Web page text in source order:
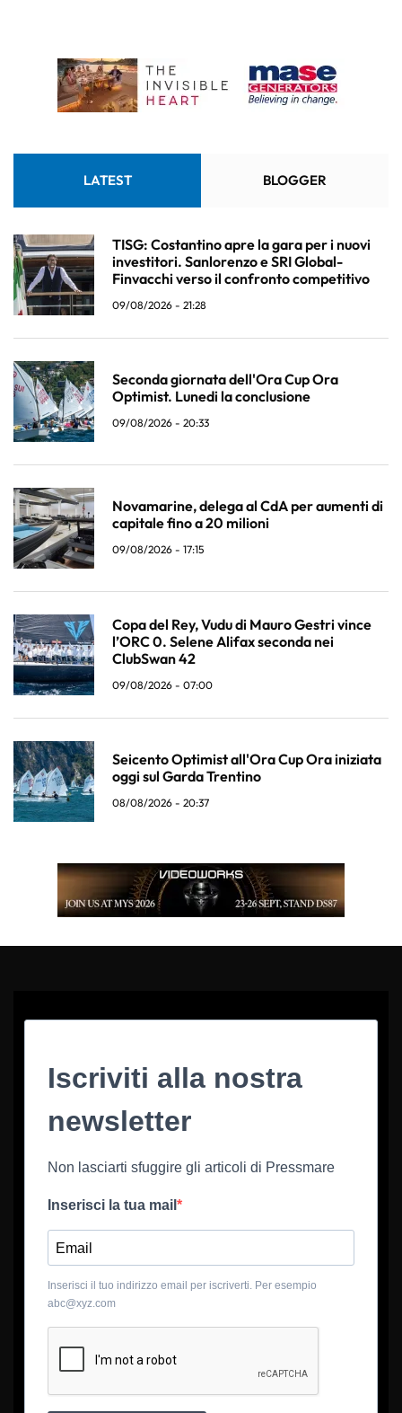
LATEST BLOGGER
TISG: Costantino apre la gara per i nuovi
investitori. Sanlorenzo e SRI Global-
Finvacchi verso il confronto competitivo
09/08/2026 - 21:28
Seconda giornata dell'Ora Cup Ora
Optimist. Lunedi la conclusione
09/08/2026 - 20:33
Novamarine, delega al CdA per aumenti di
capitale fino a 20 milioni
09/08/2026 - 17:15
Copa del Rey, Vudu di Mauro Gestri vince
l’ORC 0. Selene Alifax seconda nei
ClubSwan 42
09/08/2026 - 07:00
Seicento Optimist all'Ora Cup Ora iniziata
oggi sul Garda Trentino
08/08/2026 - 20:37
Iscriviti alla nostra
newsletter
Non lasciarti sfuggire gli articoli di Pressmare
Inserisci la tua mail
Inserisci il tuo indirizzo email per iscriverti. Per esempio
abc@xyz.com